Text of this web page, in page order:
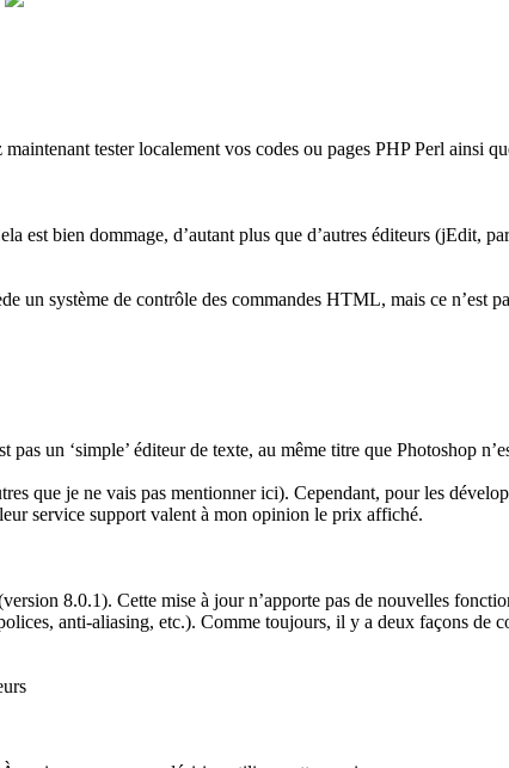
tester localement vos codes ou pages PHP Perl ainsi
est bien dommage, d’autant plus que d’autres éditeurs (jEdit,
un système de contrôle des commandes HTML, mais ce n’est
un ‘simple’ éditeur de texte, au même titre que Photoshop
que je ne vais pas mentionner ici). Cependant, pour les
service support valent à mon opinion le prix affiché.
8.0.1). Cette mise à jour n’apporte pas de nouvelles
anti-aliasing, etc.). Comme toujours, il y a deux façons de